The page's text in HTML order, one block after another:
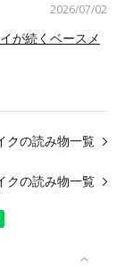
が続くベースメ
2026/07/02
クの読み物一覧
クの読み物一覧